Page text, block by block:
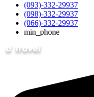
(093)-332-29937
(098)-332-29937
(066)-332-29937
min_phone